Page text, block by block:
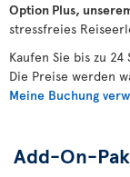
Option Plus,
stressfreies
Kaufen Sie bis zu
Die Preise werden
Meine Buchung
Add-On-